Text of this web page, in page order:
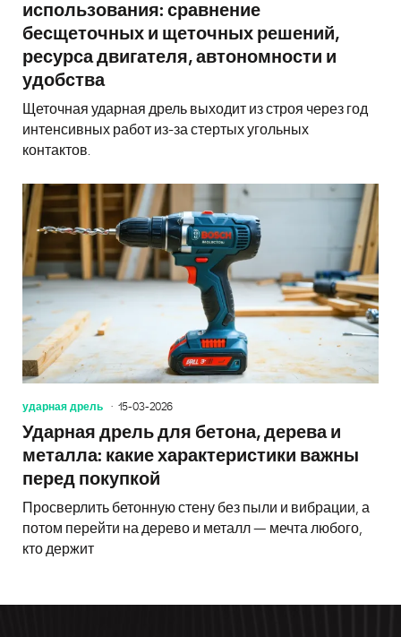
использования: сравнение
бесщеточных и щеточных решений,
ресурса двигателя, автономности и
удобства
Щеточная ударная дрель выходит из строя через год
интенсивных работ из-за стертых угольных
контактов.
ударная дрель 15-03-2026
Ударная дрель для бетона, дерева и
металла: какие характеристики важны
перед покупкой
Просверлить бетонную стену без пыли и вибрации, а
потом перейти на дерево и металл — мечта любого,
кто держит